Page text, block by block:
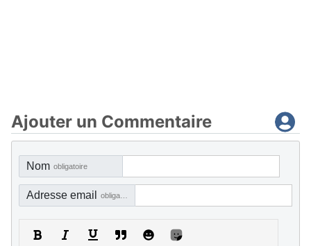
Ajouter un Commentaire
Nom obligatoire
Adresse email